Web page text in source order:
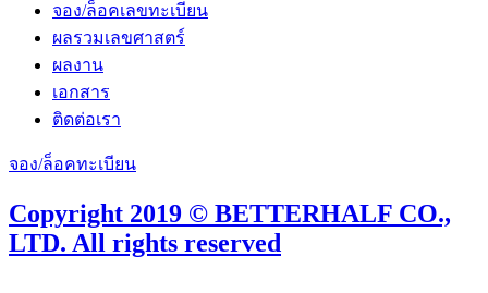
จอง/ล็อคเลขทะเบียน
ผลรวมเลขศาสตร์
ผลงาน
เอกสาร
ติดต่อเรา
จอง/ล็อคทะเบียน
Copyright 2019 © BETTERHALF CO.,
LTD. All rights reserved